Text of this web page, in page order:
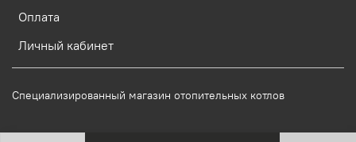
Оплата
Личный кабинет
Специализированный магазин отопительных котлов